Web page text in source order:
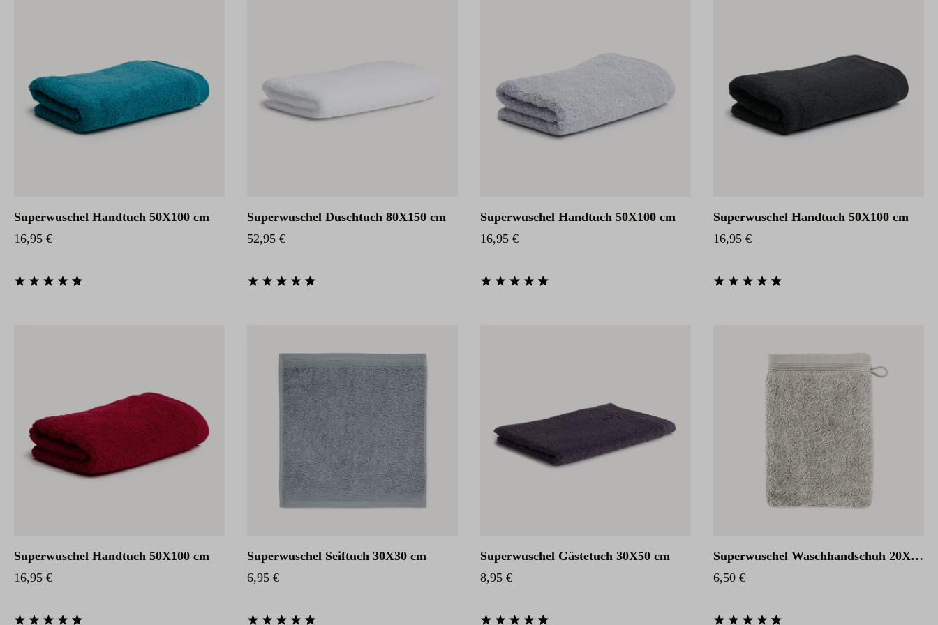
Superwuschel Handtuch 50X100 cm
Regulärer Preis:
16,95 €
Superwuschel Duschtuch 80X150 cm
Regulärer Preis:
52,95 €
Superwuschel Handtuch 50X100 cm
Regulärer Preis:
16,95 €
Superwuschel Handtuch 50X100 cm
Regulärer Preis:
16,95 €
Superwuschel Handtuch 50X100 cm
Regulärer Preis:
16,95 €
Superwuschel Seiftuch 30X30 cm
Regulärer Preis:
6,95 €
Superwuschel Gästetuch 30X50 cm
Regulärer Preis:
8,95 €
Superwuschel Waschhandschuh 20X15 cm
Regulärer Preis:
6,50 €